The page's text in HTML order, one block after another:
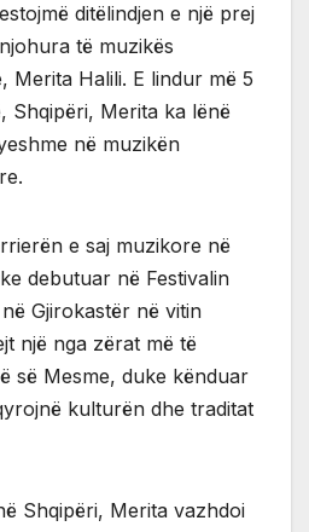
ditëlindjen e një prej
të muzikës
Merita Halili. E lindur më 5
Shqipëri, Merita ka lënë
në muzikën
e saj muzikore në
debutuar në Festivalin
Gjirokastër në vitin
një nga zërat më të
së Mesme, duke kënduar
kulturën dhe traditat
Shqipëri, Merita vazhdoi